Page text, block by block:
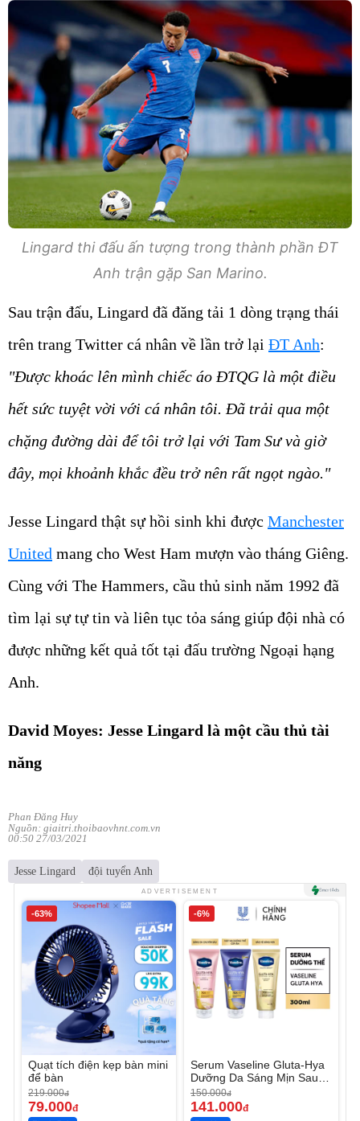
Lingard thi đấu ấn tượng trong thành phần ĐT
Anh trận gặp San Marino.
Sau trận đấu, Lingard đã đăng tải 1 dòng trạng thái
trên trang Twitter cá nhân về lần trở lại ĐT Anh:
"Được khoác lên mình chiếc áo ĐTQG là một điều
hết sức tuyệt vời với cá nhân tôi. Đã trải qua một
chặng đường dài để tôi trở lại với Tam Sư và giờ
đây, mọi khoảnh khắc đều trở nên rất ngọt ngào."
Jesse Lingard thật sự hồi sinh khi được Manchester
United mang cho West Ham mượn vào tháng Giêng.
Cùng với The Hammers, cầu thủ sinh năm 1992 đã
tìm lại sự tự tin và liên tục tỏa sáng giúp đội nhà có
được những kết quả tốt tại đấu trường Ngoại hạng
Anh.
David Moyes: Jesse Lingard là một cầu thủ tài
năng
Phan Đăng Huy
Nguồn: giaitri.thoibaovhnt.com.vn
00:50 27/03/2021
Jesse Lingard đội tuyển Anh
ADVERTISEMENT
-63%
Quạt tích điện kẹp bàn mini
để bàn
219.000đ
79.000đ
-6%
Serum Vaseline Gluta-Hya
Dưỡng Da Sáng Mịn Sau 7
Ngày
150.000đ
141.000đ